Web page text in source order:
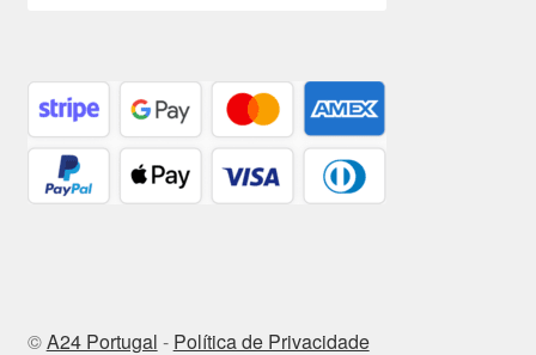
©A24 Portugal - Política de Privacidade